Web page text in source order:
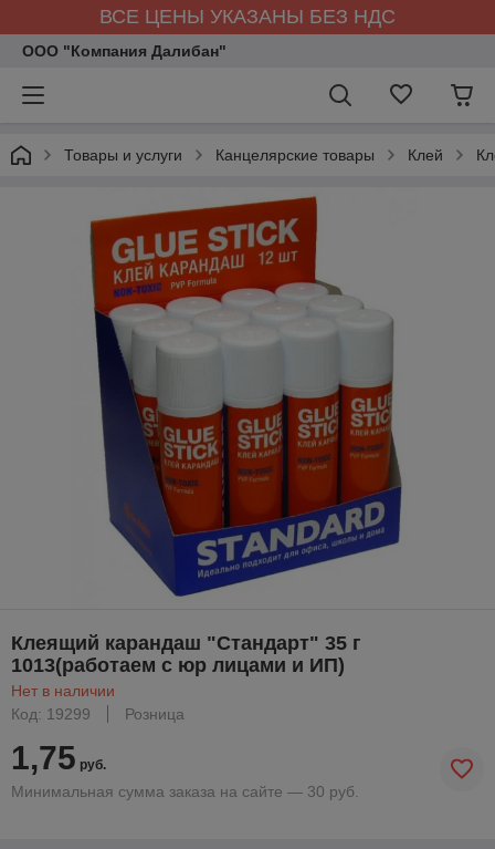
ВСЕ ЦЕНЫ УКАЗАНЫ БЕЗ НДС
ООО "Компания Далибан"
Товары и услуги Канцелярские товары Клей
Клеящий карандаш "Стандарт" 35 г
1013(работаем с юр лицами и ИП)
Нет в наличии
Код: 19299
Розница
1,75 руб.
Минимальная сумма заказа на сайте — 30 руб.